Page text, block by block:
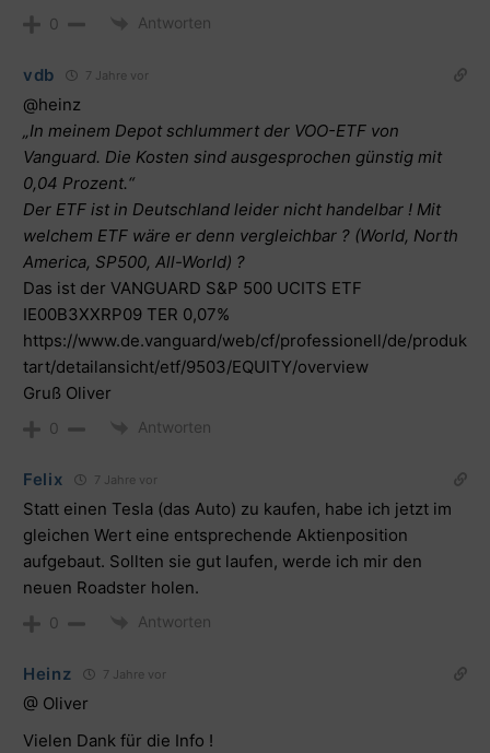
0 Antworten
vdb 7 Jahre vor
@heinz
„In meinem Depot schlummert der VOO-ETF von
Vanguard. Die Kosten sind ausgesprochen günstig mit
0,04 Prozent.“
Der ETF ist in Deutschland leider nicht handelbar ! Mit
welchem ETF wäre er denn vergleichbar ? (World, North
America, SP500, All-World) ?
Das ist der VANGUARD S&P 500 UCITS ETF
IE00B3XXRP09 TER 0,07%
https://www.de.vanguard/web/cf/professionell/de/produk
tart/detailansicht/etf/9503/EQUITY/overview
Gruß Oliver
0 Antworten
Felix 7 Jahre vor
Statt einen Tesla (das Auto) zu kaufen, habe ich jetzt im
gleichen Wert eine entsprechende Aktienposition
aufgebaut. Sollten sie gut laufen, werde ich mir den
neuen Roadster holen.
0 Antworten
Heinz 7 Jahre vor
@ Oliver
Vielen Dank für die Info !